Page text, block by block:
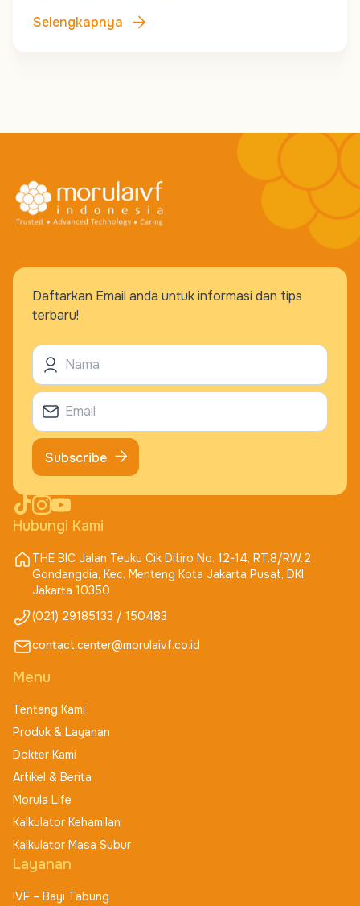
Selengkapnya
Hubungi Kami
THE BIC Jalan Teuku Cik Ditiro No. 12-14, RT.8/RW.2
Gondangdia, Kec. Menteng Kota Jakarta Pusat, DKI
Jakarta 10350
(021) 29185133 / 150483
contact.center@morulaivf.co.id
Menu
Tentang Kami
Produk & Layanan
Dokter Kami
Artikel & Berita
Morula Life
Kalkulator Kehamilan
Kalkulator Masa Subur
Layanan
IVF – Bayi Tabung
Daftarkan Email anda untuk informasi dan tips
terbaru!
Subscribe